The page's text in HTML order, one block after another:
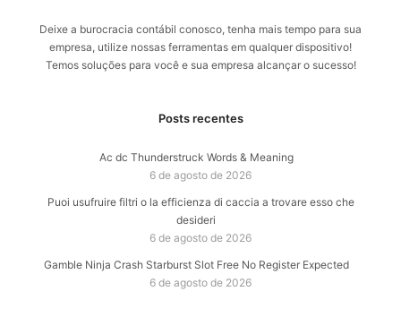
Deixe a burocracia contábil conosco, tenha mais tempo para sua
empresa, utilize nossas ferramentas em qualquer dispositivo!
Temos soluções para você e sua empresa alcançar o sucesso!
Posts recentes
Ac dc Thunderstruck Words & Meaning
6 de agosto de 2026
Puoi usufruire filtri o la efficienza di caccia a trovare esso che
desideri
6 de agosto de 2026
Gamble Ninja Crash Starburst Slot Free No Register Expected
6 de agosto de 2026